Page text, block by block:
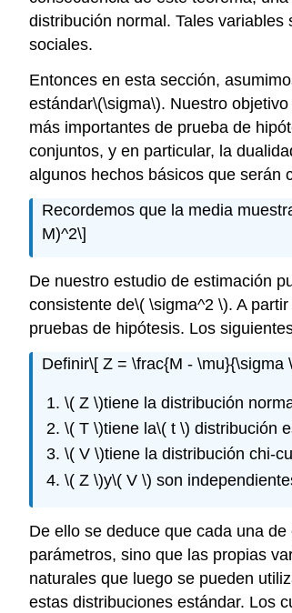
distribución normal. Tales
sociales.
Entonces en esta sección,
estándar\(\sigma\). Nuestro
más importantes de prueba de
conjuntos, y en particular, la
algunos hechos básicos que serán
Recordemos que la media
M)^2\]
De nuestro estudio de estimación
consistente de\( \sigma^2 \). A
pruebas de hipótesis. Los
Definir\[ Z = \frac{M - \mu}{\sigma
\( Z \)tiene la distribución
\( T \)tiene la\( t \) distribución
\( V \)tiene la distribución chi-
\( Z \)y\( V \) son
De ello se deduce que cada una
parámetros, sino que las propias
naturales que luego se pueden
estas distribuciones estándar. Los